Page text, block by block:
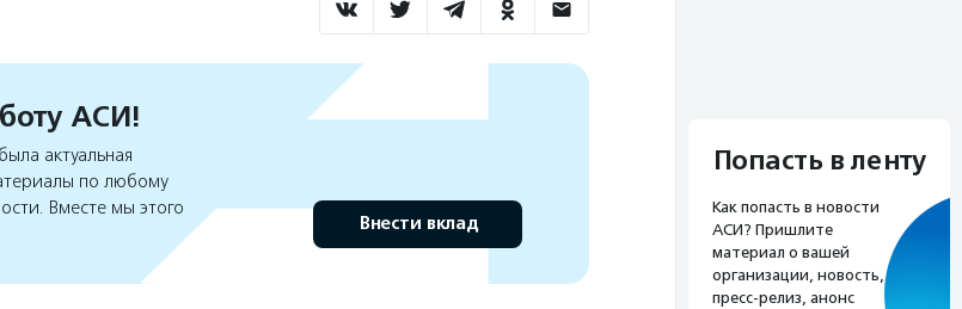
АСИ!
актуальная
по любому
Вместе мы этого
Внести вклад
Попасть в ленту
Как попасть в новости
АСИ? Пришлите
материал о вашей
организации, новость,
пресс-релиз, анонс